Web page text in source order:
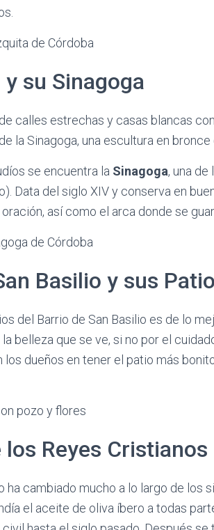
su Sinagoga
calles estrechas y casas blancas
la Sinagoga, una escultura en
se encuentra la Sinagoga, una de
Data del siglo XIV y conserva en
así como el arca donde se
Basilio y sus
del Barrio de San Basilio es de lo
la belleza que se ve, si no por el
los dueños en tener el patio más
Reyes Cristianos
ha cambiado mucho a lo largo de los
el aceite de oliva íbero a todas